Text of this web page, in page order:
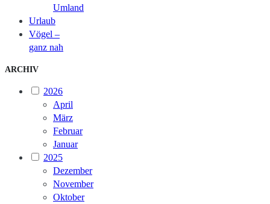
Umland
Urlaub
Vögel –
ganz nah
ARCHIV
2026
April
März
Februar
Januar
2025
Dezember
November
Oktober